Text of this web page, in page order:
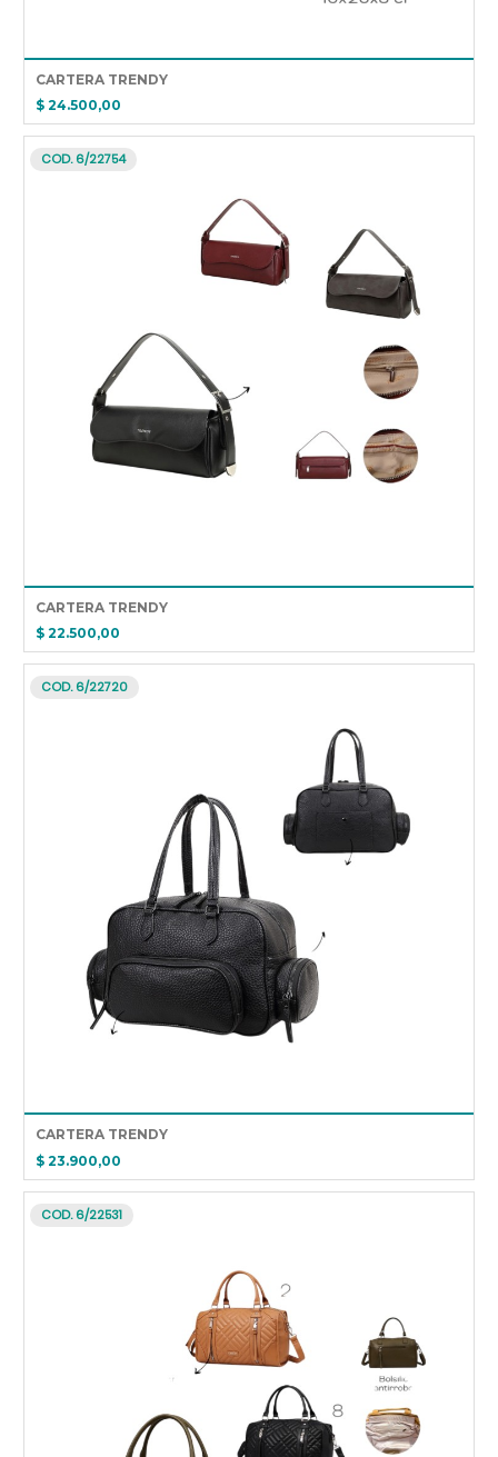
CARTERA TRENDY
$ 24.500,00
COD. 6/22754
CARTERA TRENDY
$ 22.500,00
COD. 6/22720
CARTERA TRENDY
$ 23.900,00
COD. 6/22531